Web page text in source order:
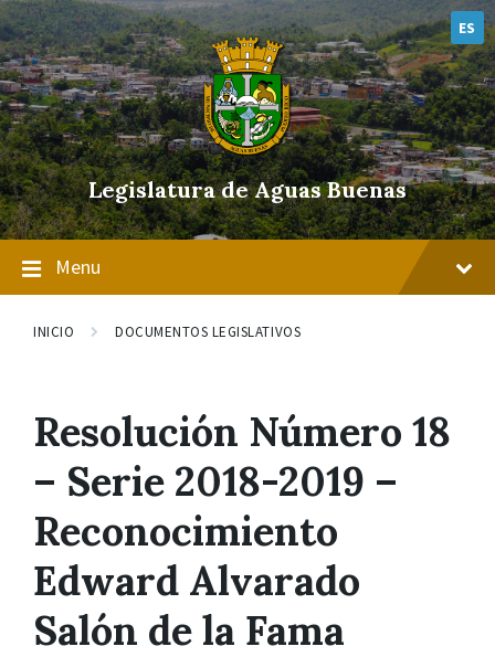
Skip
to
content
Skip
to
main
navigation
Skip
to
footer
ES
Legislatura de Aguas Buenas
Menu
INICIO DOCUMENTOS LEGISLATIVOS
Resolución Número 18
– Serie 2018-2019 –
Reconocimiento
Edward Alvarado
Salón de la Fama